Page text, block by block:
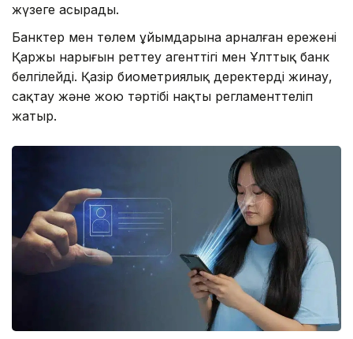
жүзеге асырады.
Банктер мен төлем ұйымдарына арналған ережені
Қаржы нарығын реттеу агенттігі мен Ұлттық банк
белгілейді. Қазір биометриялық деректерді жинау,
сақтау және жою тәртібі нақты регламенттеліп
жатыр.